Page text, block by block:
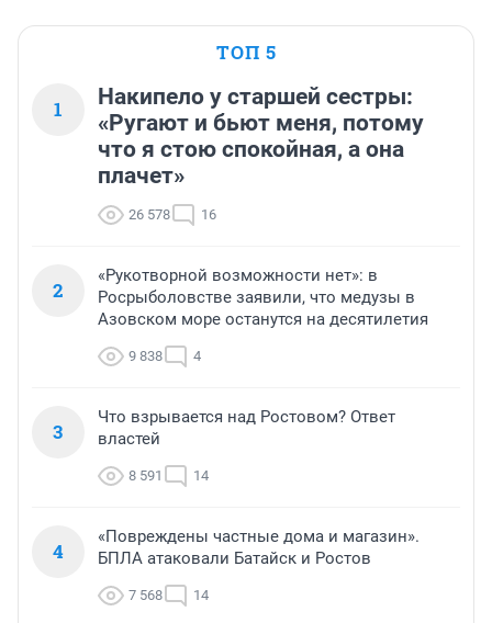
ТОП 5
1
Накипело у старшей сестры:
«Ругают и бьют меня, потому
что я стою спокойная, а она
плачет»
26 578 16
2
«Рукотворной возможности нет»: в
Росрыболовстве заявили, что медузы в
Азовском море останутся на десятилетия
9 838 4
3
Что взрывается над Ростовом? Ответ
властей
8 591 14
4
«Повреждены частные дома и магазин».
БПЛА атаковали Батайск и Ростов
7 568 14